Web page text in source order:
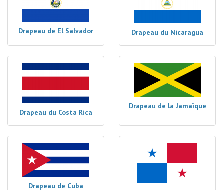
Drapeau de El Salvador Drapeau du Nicaragua
Drapeau du Costa Rica
Drapeau de la Jamaïque
Drapeau de Cuba